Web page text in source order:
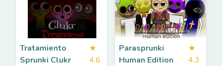
Tratamiento
Sprunki Clukr
★
4.6
Parasprunki
Human Edition
★
4.3